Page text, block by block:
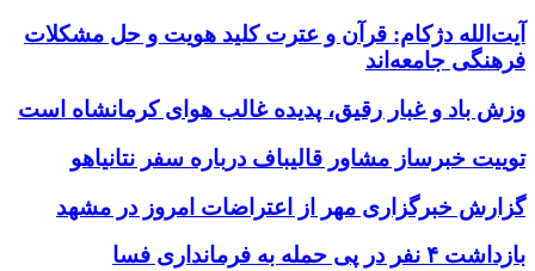
آیت‌الله دژکام: قرآن و عترت کلید هویت و حل مشکلات
فرهنگی جامعه‌اند
وزش باد و غبار رقیق، پدیده غالب هوای کرمانشاه است
توییت خبرساز مشاور قالیباف درباره سفر نتانیاهو
گزارش خبرگزاری مهر از اعتراضات امروز در مشهد
بازداشت ۴ نفر در پی حمله به فرمانداری فسا